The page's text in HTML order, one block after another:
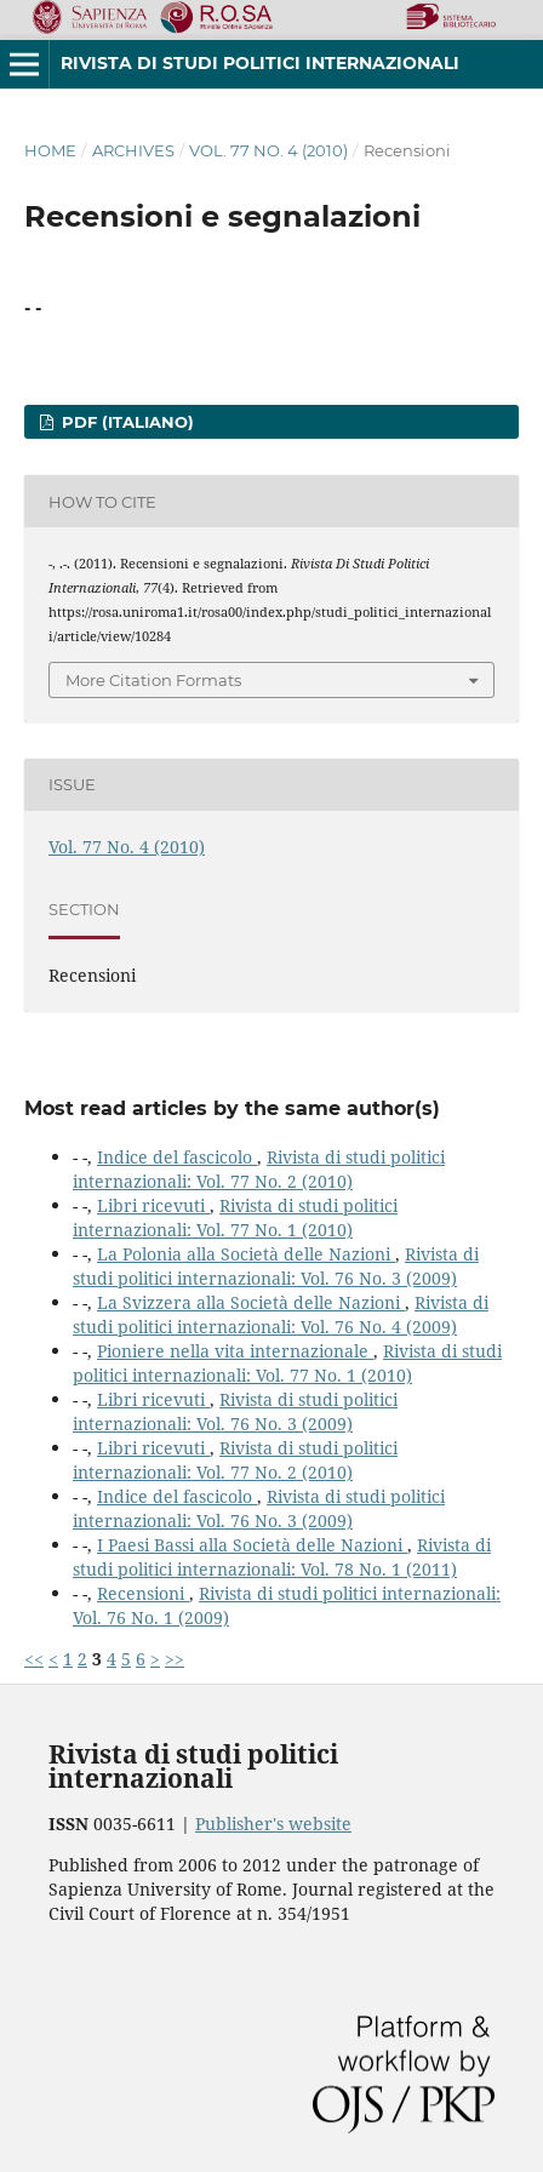
RIVISTA DI STUDI POLITICI INTERNAZIONALI
HOME / ARCHIVES / VOL. 77 NO. 4 (2010) / Recensioni
Recensioni e segnalazioni
- -
PDF (ITALIANO)
HOW TO CITE
-, .-. (2011). Recensioni e segnalazioni. Rivista Di Studi Politici
Internazionali, 77(4). Retrieved from
https://rosa.uniroma1.it/rosa00/index.php/studi_politici_internazional
i/article/view/10284
More Citation Formats
ISSUE
Vol. 77 No. 4 (2010)
SECTION
Recensioni
Most read articles by the same author(s)
- -, Indice del fascicolo , Rivista di studi politici
internazionali: Vol. 77 No. 2 (2010)
- -, Libri ricevuti, Rivista di studi politici
internazionali: Vol. 77 No. 1 (2010)
- -, La Polonia alla Società delle Nazioni, Rivista di
studi politici internazionali: Vol. 76 No. 3 (2009)
- -, La Svizzera alla Società delle Nazioni, Rivista di
studi politici internazionali: Vol. 76 No. 4 (2009)
- -, Pioniere nella vita internazionale , Rivista di studi
politici internazionali: Vol. 77 No. 1 (2010)
- -, Libri ricevuti, Rivista di studi politici
internazionali: Vol. 76 No. 3 (2009)
- -, Libri ricevuti, Rivista di studi politici
internazionali: Vol. 77 No. 2 (2010)
- -, Indice del fascicolo , Rivista di studi politici
internazionali: Vol. 76 No. 3 (2009)
- -, I Paesi Bassi alla Società delle Nazioni, Rivista di
studi politici internazionali: Vol. 78 No. 1 (2011)
- -, Recensioni, Rivista di studi politici internazionali:
Vol. 76 No. 1 (2009)
<< < 1 2 3 4 5 6 > >>
Rivista di studi politici
internazionali
ISSN0035-6611 | Publisher's website
Published from 2006 to 2012 under the patronage of
Sapienza University of Rome. Journal registered at the
Civil Court of Florence at n. 354/1951